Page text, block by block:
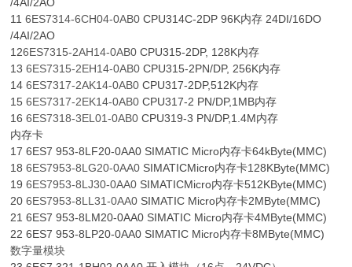
116ES7314-6CH04-0AB0 CPU314C-2DP 96K内存 24DI/16DO
/4AI/2AO
126ES7315-2AH14-0AB0 CPU315-2DP, 128K内存
136ES7315-2EH14-0AB0 CPU315-2PN/DP, 256K内存
146ES7317-2AK14-0AB0 CPU317-2DP,512K内存
156ES7317-2EK14-0AB0 CPU317-2 PN/DP,1MB内存
166ES7318-3EL01-0AB0 CPU319-3 PN/DP,1.4M内存
内存卡
17 6ES7 953-8LF20-0AA0 SIMATIC Micro内存卡64kByte(MMC)
186ES7953-8LG20-0AA0 SIMATICMicro内存卡128KByte(MMC)
196ES7953-8LJ30-0AA0 SIMATICMicro内存卡512KByte(MMC)
206ES7953-8LL31-0AA0 SIMATIC Micro内存卡2MByte(MMC)
21 6ES7 953-8LM20-0AA0 SIMATIC Micro内存卡4MByte(MMC)
22 6ES7 953-8LP20-0AA0 SIMATIC Micro内存卡8MByte(MMC)
数字量模块